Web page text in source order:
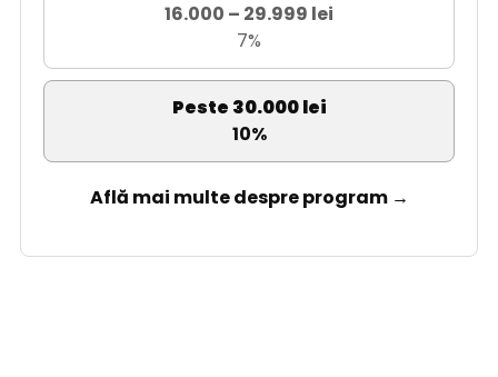
16.000 – 29.999 lei
7%
Peste 30.000 lei
10%
Află mai multe despre program →